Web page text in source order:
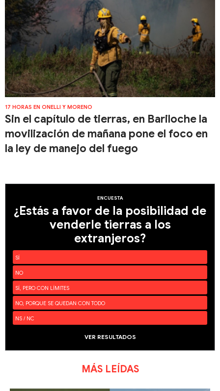
17 HORAS EN ONELLI Y MORENO
Sin el capítulo de tierras, en Bariloche la
movilización de mañana pone el foco en
la ley de manejo del fuego
ENCUESTA
¿Estás a favor de la posibilidad de
venderle tierras a los
extranjeros?
SÍ
NO
SÍ, PERO CON LÍMITES
NO, PORQUE SE QUEDAN CON TODO
NS / NC
VER RESULTADOS
MÁS LEÍDAS